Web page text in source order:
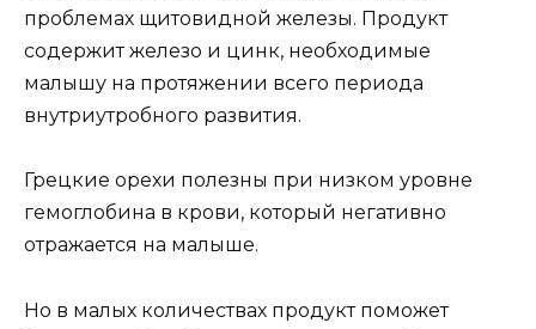
проблемах щитовидной железы. Продукт
содержит железо и цинк, необходимые
малышу на протяжении всего периода
внутриутробного развития.
Грецкие орехи полезны при низком уровне
гемоглобина в крови, который негативно
отражается на малыше.
Но в малых количествах продукт поможет